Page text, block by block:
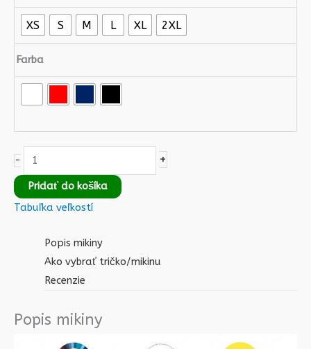
XS S M L XL 2XL
Farba
- +
Pridať do košíka
Tabuľka veľkostí
Popis mikiny
Ako vybrať tričko/mikinu
Recenzie
Popis mikiny